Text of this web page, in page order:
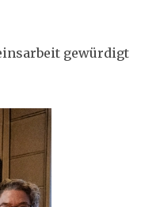
gewürdigt